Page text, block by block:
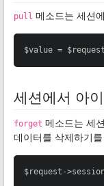
pull 메소드는 세션
$value =
세션에서 아
forget 메소드는 세
데이터를 삭제하기
$request-